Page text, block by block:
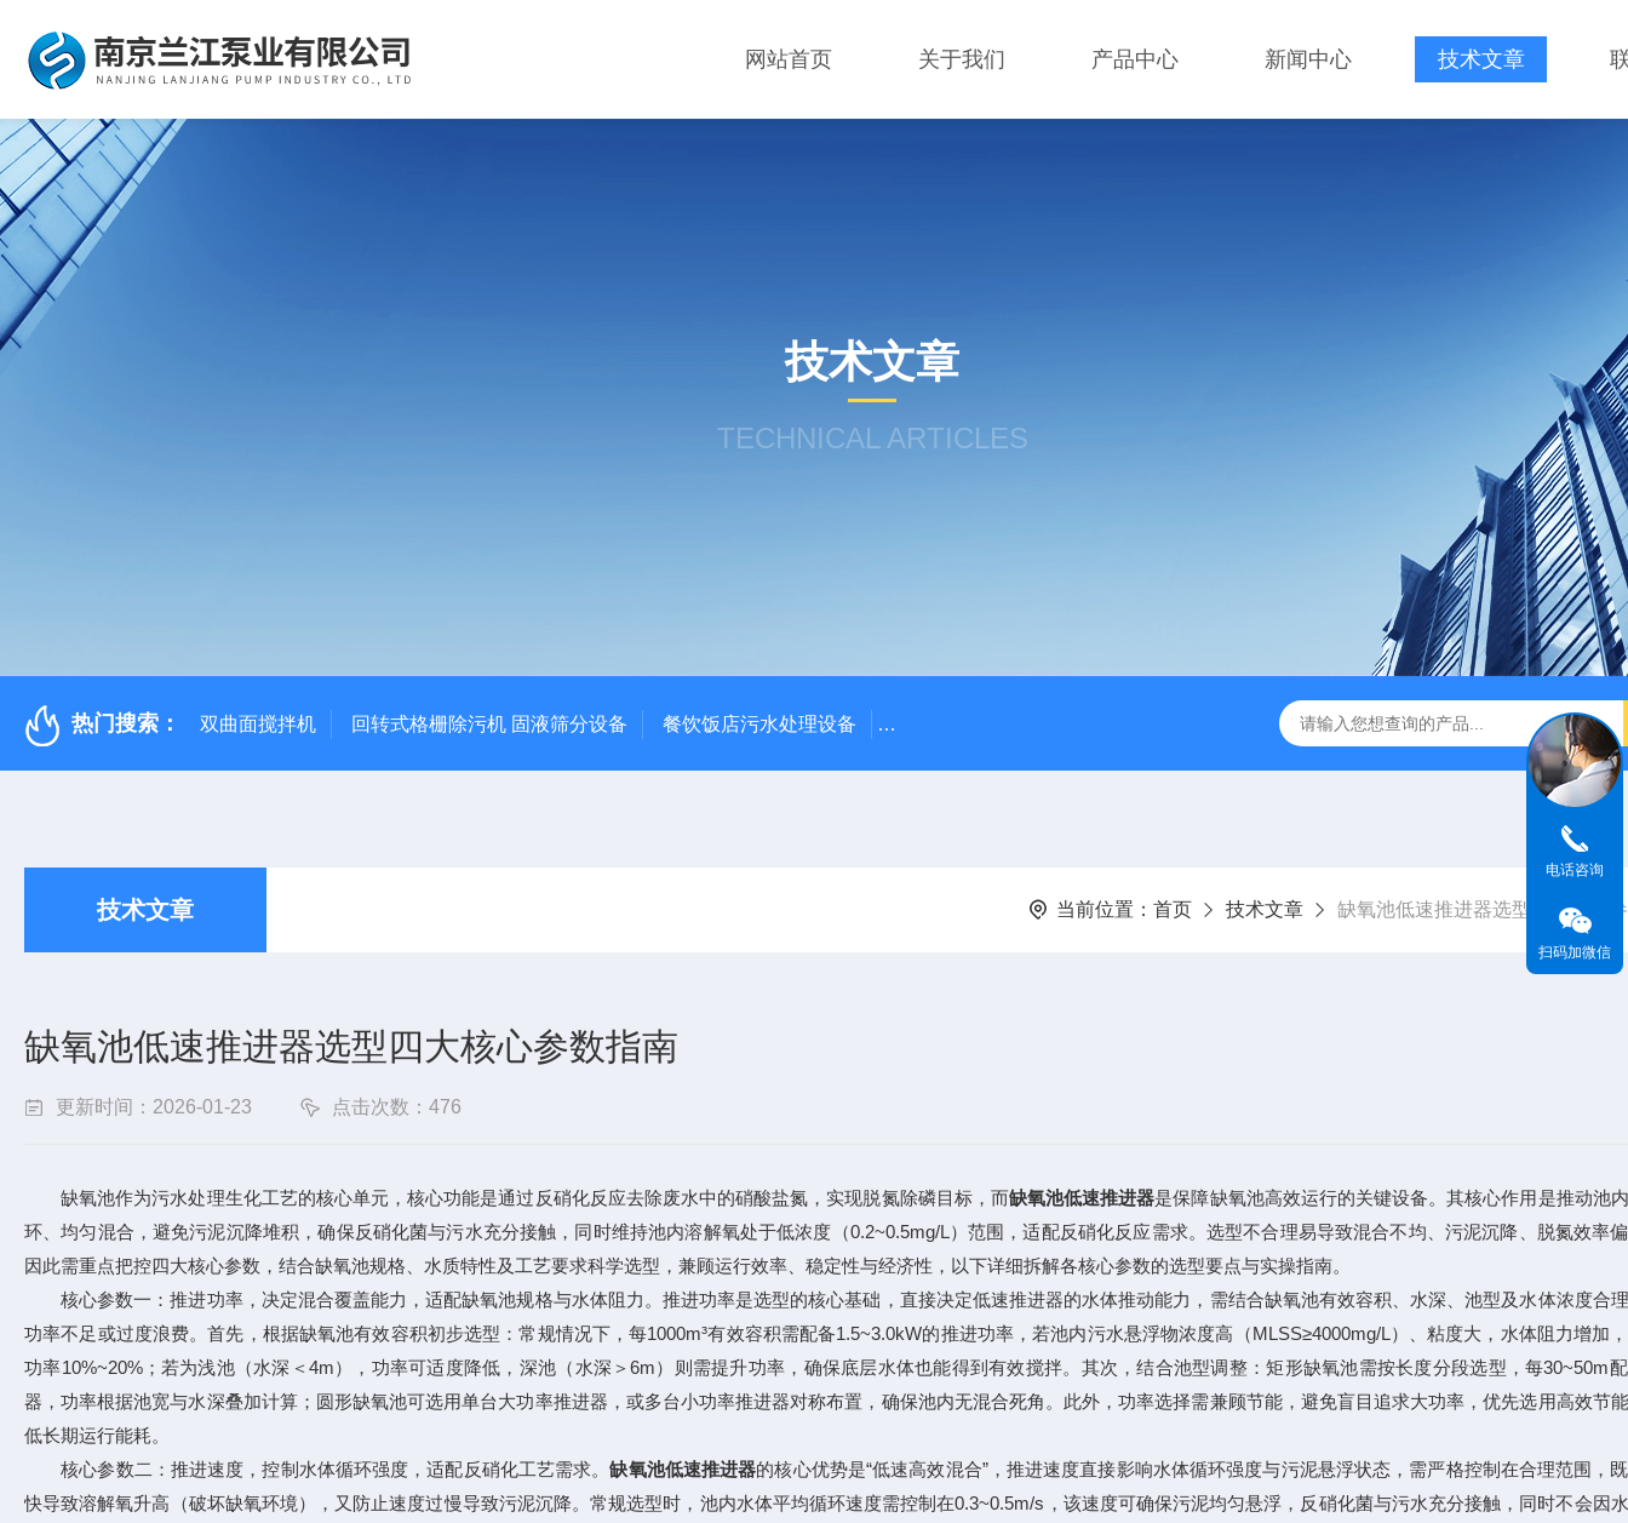
网站首页 关于我们 产品中心 新闻中心 技术文章
技术文章
TECHNICAL ARTICLES
热门搜索： 双曲面搅拌机 回转式格栅除污机 固液筛分设备 餐饮饭店污水处理设备 高密度沉淀池中心传动刮泥机 伞型双曲面立式搅拌机 WNG5二沉池刮吸泥机原
技术文章 当前位置： 首页 技术文章 缺氧池低速推进器选型四大核心
缺氧池低速推进器选型四大核心参数指南
更新时间：2026-01-23 点击次数：476
缺氧池作为污水处理生化工艺的核心单元，核心功能是通过反硝化反应去除废水中的硝酸盐氮，实现脱氮除磷目标，而缺氧池低速推进器是保障缺氧池高效运行的关键设备。其核心作用是推动池
环、均匀混合，避免污泥沉降堆积，确保反硝化菌与污水充分接触，同时维持池内溶解氧处于低浓度（0.2~0.5mg/L）范围，适配反硝化反应需求。选型不合理易导致混合不均、污泥沉降、脱氮效率
因此需重点把控四大核心参数，结合缺氧池规格、水质特性及工艺要求科学选型，兼顾运行效率、稳定性与经济性，以下详细拆解各核心参数的选型要点与实操指南。
核心参数一：推进功率，决定混合覆盖能力，适配缺氧池规格与水体阻力。推进功率是选型的核心基础，直接决定低速推进器的水体推动能力，需结合缺氧池有效容积、水深、池型及水体浓度合
功率不足或过度浪费。首先，根据缺氧池有效容积初步选型：常规情况下，每1000m³有效容积需配备1.5~3.0kW的推进功率，若池内污水悬浮物浓度高（MLSS≥4000mg/L）、粘度大，水体阻力增加
功率10%~20%；若为浅池（水深＜4m），功率可适度降低，深池（水深＞6m）则需提升功率，确保底层水体也能得到有效搅拌。其次，结合池型调整：矩形缺氧池需按长度分段选型，每30~50m
器，功率根据池宽与水深叠加计算；圆形缺氧池可选用单台大功率推进器，或多台小功率推进器对称布置，确保池内无混合死角。此外，功率选择需兼顾节能，避免盲目追求大功率，优先选用高效节
低长期运行能耗。
核心参数二：推进速度，控制水体循环强度，适配反硝化工艺需求。缺氧池低速推进器的核心优势是“低速高效混合”，推进速度直接影响水体循环强度与污泥悬浮状态，需严格控制在合理范围，
快导致溶解氧升高（破坏缺氧环境），又防止速度过慢导致污泥沉降。常规选型时，池内水体平均循环速度需控制在0.3~0.5m/s，该速度可确保污泥均匀悬浮，反硝化菌与污水充分接触，同时不会因
电话咨询
扫码加微信